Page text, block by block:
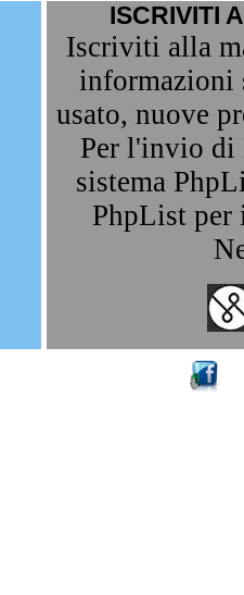
ISCRIVITI
Iscriviti alla
informazioni
usato, nuove
Per l'invio di
sistema
PhpList per